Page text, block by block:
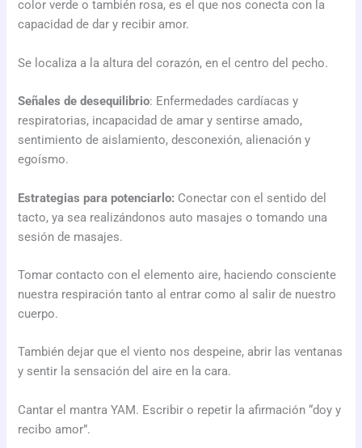
color verde o también rosa, es el que nos conecta con la
capacidad de dar y recibir amor.
Se localiza a la altura del corazón, en el centro del pecho.
Señales de desequilibrio: Enfermedades cardíacas y
respiratorias, incapacidad de amar y sentirse amado,
sentimiento de aislamiento, desconexión, alienación y
egoísmo.
Estrategias para potenciarlo: Conectar con el sentido del
tacto, ya sea realizándonos auto masajes o tomando una
sesión de masajes.
Tomar contacto con el elemento aire, haciendo consciente
nuestra respiración tanto al entrar como al salir de nuestro
cuerpo.
También dejar que el viento nos despeine, abrir las ventanas
y sentir la sensación del aire en la cara.
Cantar el mantra YAM. Escribir o repetir la afirmación “doy y
recibo amor”.